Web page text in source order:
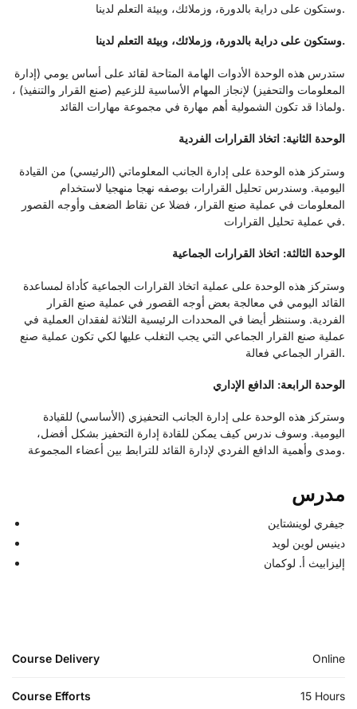
وستكون على دراية بالدورة، وزملائك، وبيئة التعلم لدينا.
وستكون على دراية بالدورة، وزملائك، وبيئة التعلم لدينا.
ستدرس هذه الوحدة الأدوات الهامة المتاحة لقائد على أساس يومي (إدارة
المعلومات والتحفيز) لإنجاز المهام الأساسية للزعيم (صنع القرار والتنفيذ) ،
ولماذا قد تكون الشمولية أهم مهارة في مجموعة مهارات القائد.
الوحدة الثانية: اتخاذ القرارات الفردية
وستركز هذه الوحدة على إدارة الجانب المعلوماتي (الرئيسي) من القيادة
اليومية. وسندرس تحليل القرارات بوصفه نهجا منهجيا لاستخدام
المعلومات في عملية صنع القرار، فضلا عن نقاط الضعف وأوجه القصور
في عملية تحليل القرارات.
الوحدة الثالثة: اتخاذ القرارات الجماعية
وستركز هذه الوحدة على عملية اتخاذ القرارات الجماعية كأداة لمساعدة
القائد اليومي في معالجة بعض أوجه القصور في عملية صنع القرار
الفردية. وسننظر أيضا في المحددات الرئيسية الثلاثة لفقدان العملية في
عملية صنع القرار الجماعي التي يجب التغلب عليها لكي تكون عملية صنع
القرار الجماعي فعالة.
الوحدة الرابعة: الدافع الإداري
وستركز هذه الوحدة على إدارة الجانب التحفيزي (الأساسي) للقيادة
اليومية. وسوف ندرس كيف يمكن للقادة إدارة التحفيز بشكل أفضل،
ومدى وأهمية الدافع الفردي لإدارة القائد للترابط بين أعضاء المجموعة.
مدرس
جيفري لوينشتاين
دينيس لوين لويد
إليزابيث أ. لوكمان
Course Delivery Online
Course Efforts 15 Hours